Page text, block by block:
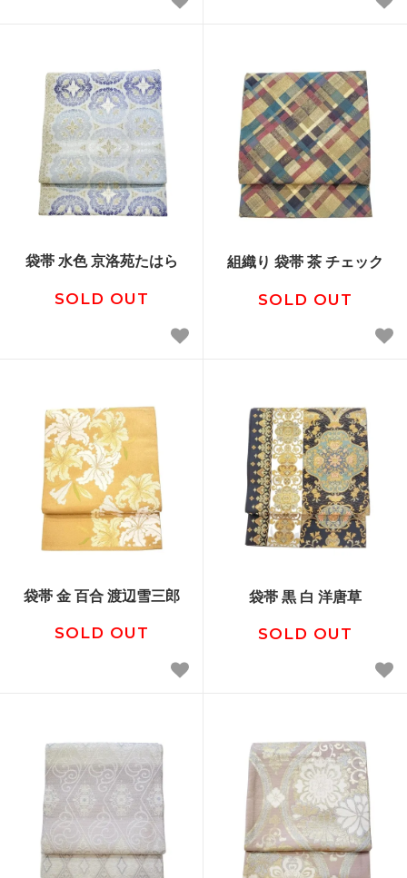
袋帯 水色 京洛苑たはら
SOLD OUT
組織り 袋帯 茶 チェック
SOLD OUT
袋帯 金 百合 渡辺雪三郎
SOLD OUT
袋帯 黒 白 洋唐草
SOLD OUT